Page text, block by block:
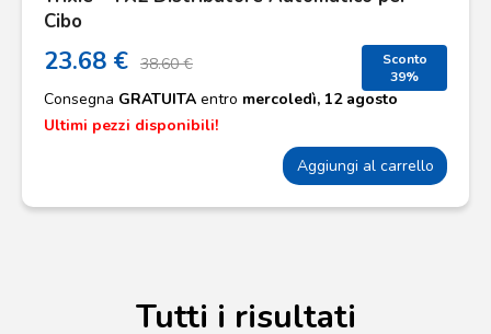
Cibo
23.68 € 38.60 €
Sconto
39%
Consegna GRATUITA entro mercoledì, 12 agosto
Ultimi pezzi disponibili!
Aggiungi al carrello
Tutti i risultati